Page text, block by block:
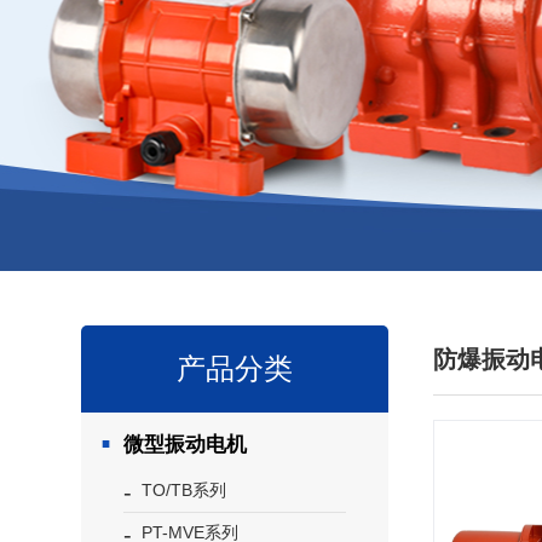
产品分类
微型振动电机
TO/TB系列
PT-MVE系列
防爆振动